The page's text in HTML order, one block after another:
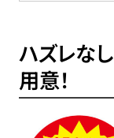
ハズレな
用意！